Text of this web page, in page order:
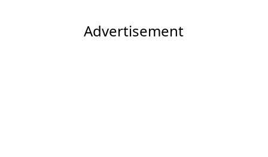
Advertisement